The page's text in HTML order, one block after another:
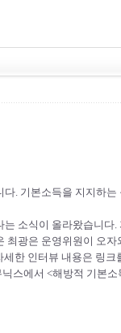
다. 기본소득을 지지하
소식이 올라왔습니다
최광은 운영위원이 오자
한 인터뷰 내용은 링크
스에서 <해방적 기본